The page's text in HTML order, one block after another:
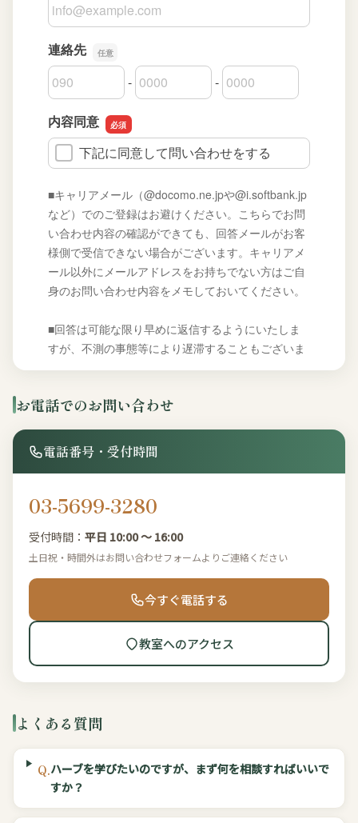
お電話でのお問い合わせ
電話番号・受付時間
03-5699-3280
受付時間： 平日 10:00 〜 16:00
土日祝・時間外はお問い合わせフォームよりご連絡ください
今すぐ電話する
教室へのアクセス
よくある質問
Q.ハーブを学びたいのですが、まず何を相談すればいいで
すか？